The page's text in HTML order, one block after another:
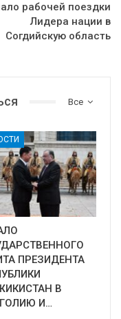
рабочей поездки
Лидера нации в
Согдийскую область
Все
ПРЕЗИДЕНТА
В
И…